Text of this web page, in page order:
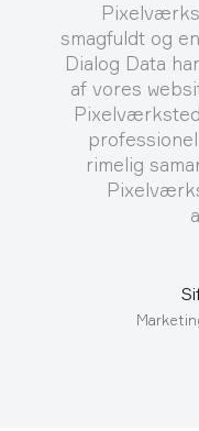
smagfuldt og
Dialog Data
af vores
rimelig